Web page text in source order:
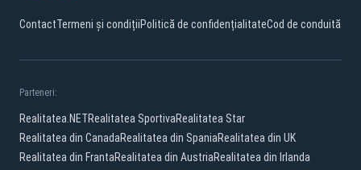
ContactTermeni și condițiiPolitică de confidențialitateCod de conduită
Parteneri:
Realitatea.NETRealitatea SportivaRealitatea Star
Realitatea din CanadaRealitatea din SpaniaRealitatea din UK
Realitatea din FrantaRealitatea din AustriaRealitatea din Irlanda